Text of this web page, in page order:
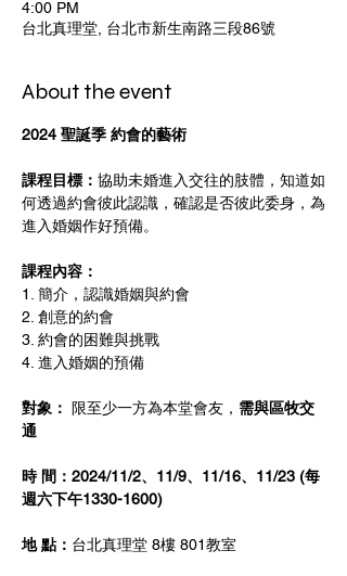
4:00 PM
台北真理堂, 台北市新生南路三段86號
About the event
2024 聖誕季 約會的藝術
課程目標： 協助未婚進入交往的肢體，知道如
何透過約會彼此認識，確認是否彼此委身，為
進入婚姻作好預備。
課程內容：
1. 簡介，認識婚姻與約會
2. 創意的約會
3. 約會的困難與挑戰
4. 進入婚姻的預備
對象： 限至少一方為本堂會友， 需與區牧交
通
時 間：2024/11/2、11/9、11/16、11/23 (每
週六下午1330-1600)
地 點： 台北真理堂 8樓 801教室